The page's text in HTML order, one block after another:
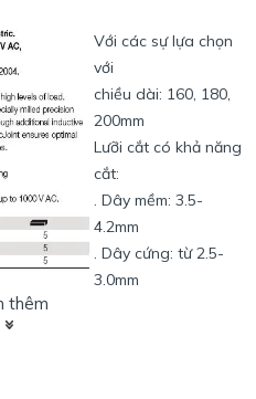
Với các sự lựa chọn
với
chiều dài: 160, 180,
200mm
Lưỡi cắt có khả năng
cắt:
. Dây mềm: 3.5-
4.2mm
. Dây cứng: từ 2.5-
3.0mm
thêm